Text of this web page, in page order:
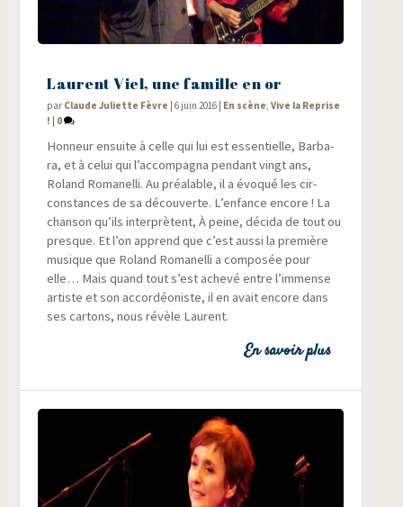
Laurent Viel, une famille en or
par Claude Juliette Fèvre |6 juin 2016 En scène,Vive la Reprise
!
0
Hon­neur ensuite à celle qui lui est essen­tielle, Bar­ba­
ra, et à celui qui l’accompagna pen­dant vingt ans,
Roland Roma­nel­li. Au préa­lable, il a évo­qué les cir­
cons­tances de sa décou­verte. L’enfance encore ! La
chan­son qu’ils inter­prètent, À peine, déci­da de tout ou
presque. Et l’on apprend que c’est aus­si la pre­mière
musique que Roland Roma­nel­li a com­po­sée pour
elle… Mais quand tout s’est ache­vé entre l’immense
artiste et son accor­déo­niste, il en avait encore dans
ses car­tons, nous révèle Laurent.
En savoir plus